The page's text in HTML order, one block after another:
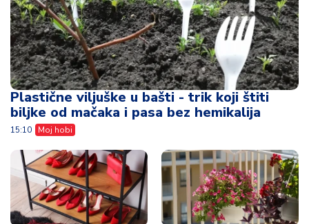
Plastične viljuške u bašti - trik koji štiti
biljke od mačaka i pasa bez hemikalija
15:10 Moj hobi